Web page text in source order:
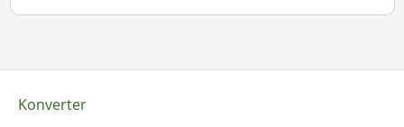
Konverter